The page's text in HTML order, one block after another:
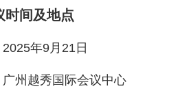
时间及地点
年9月21日
州越秀国际会议中心